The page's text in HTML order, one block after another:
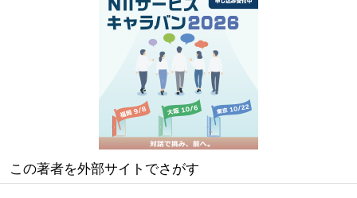
この著者を外部サイトでさがす